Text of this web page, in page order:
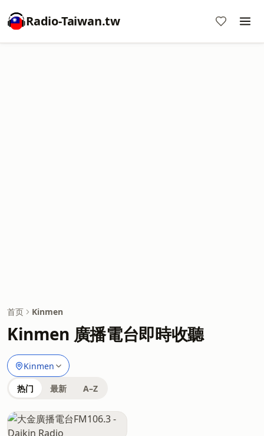
Radio-Taiwan.tw
首页 Kinmen
Kinmen 廣播電台即時收聽
Kinmen
热门 最新 A–Z